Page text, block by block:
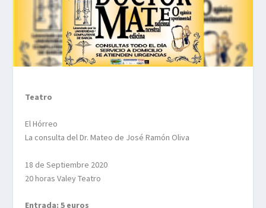
Teatro
El Hórreo
La consulta del Dr. Mateo de José Ramón Oliva
18 de Septiembre 2020
20 horas Valey Teatro
Entrada: 5 euros